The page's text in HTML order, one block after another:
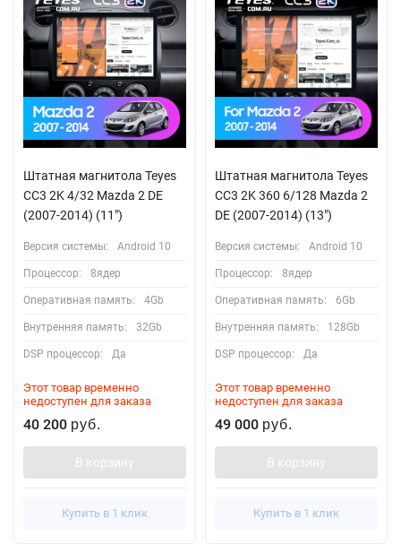
Штатная магнитола Teyes
CC3 2K 4/32 Mazda 2 DE
(2007-2014) (11")
Версия системы: Android 10
Процессор: 8ядер
Оперативная память: 4Gb
Внутренняя память: 32Gb
DSP процессор: Да
Этот товар временно
недоступен для заказа
40 200 руб.
В корзину
Купить в 1 клик
Штатная магнитола Teyes
CC3 2K 360 6/128 Mazda 2
DE (2007-2014) (13")
Версия системы: Android 10
Процессор: 8ядер
Оперативная память: 6Gb
Внутренняя память: 128Gb
DSP процессор: Да
Этот товар временно
недоступен для заказа
49 000 руб.
В корзину
Купить в 1 клик